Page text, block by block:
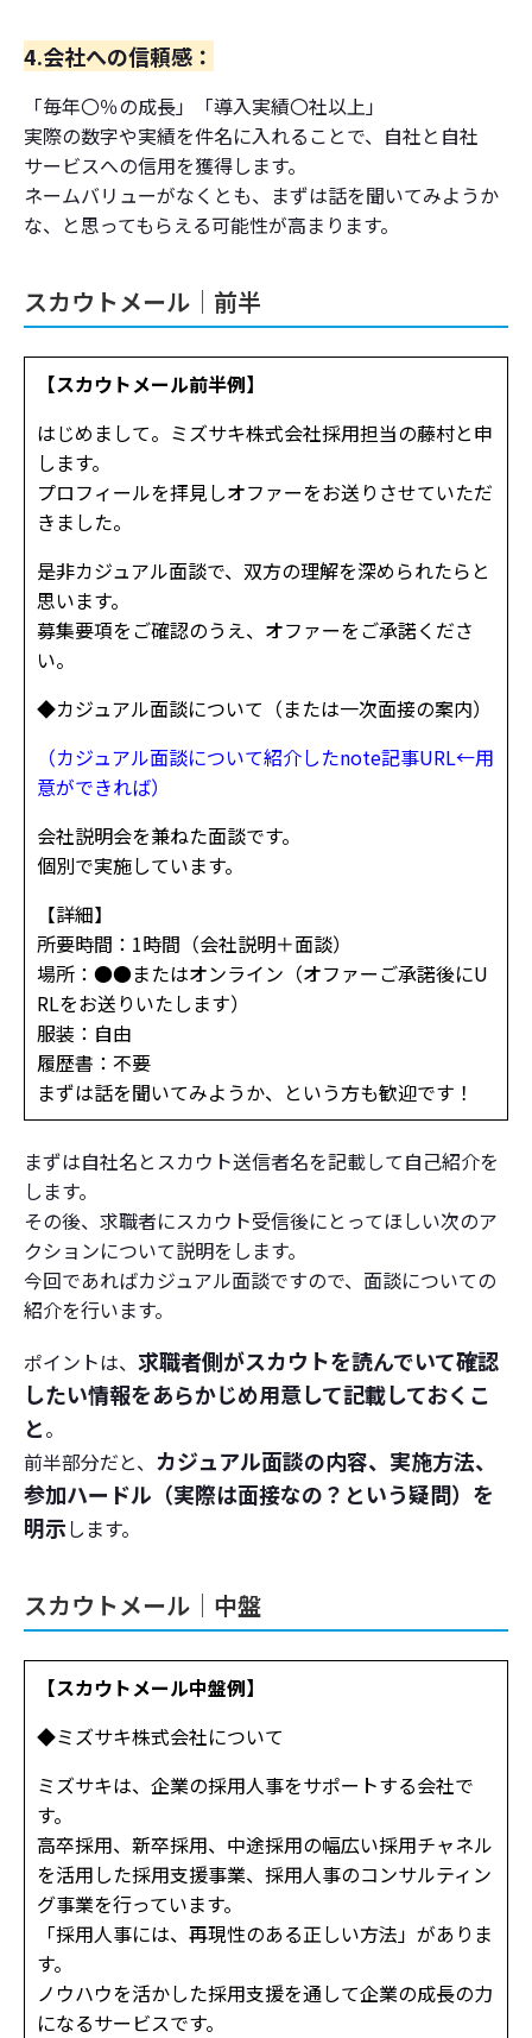
4.会社への信頼感：
「毎年〇％の成長」「導入実績〇社以上」
実際の数字や実績を件名に入れることで、自社と自社
サービスへの信用を獲得します。
ネームバリューがなくとも、まずは話を聞いてみようか
な、と思ってもらえる可能性が高まります。
スカウトメール│前半
【スカウトメール前半例】
はじめまして。ミズサキ株式会社採用担当の藤村と申
します。
プロフィールを拝見しオファーをお送りさせていただ
きました。
是非カジュアル面談で、双方の理解を深められたらと
思います。
募集要項をご確認のうえ、オファーをご承諾くださ
い。
◆カジュアル面談について（または一次面接の案内）
（カジュアル面談について紹介したnote記事URL←用
意ができれば）
会社説明会を兼ねた面談です。
個別で実施しています。
【詳細】
所要時間：1時間（会社説明＋面談）
場所：●●またはオンライン（オファーご承諾後にU
RLをお送りいたします）
服装：自由
履歴書：不要
まずは話を聞いてみようか、という方も歓迎です！
まずは自社名とスカウト送信者名を記載して自己紹介を
します。
その後、求職者にスカウト受信後にとってほしい次のア
クションについて説明をします。
今回であればカジュアル面談ですので、面談についての
紹介を行います。
ポイントは、 求職者側がスカウトを読んでいて確認
したい情報をあらかじめ用意して記載しておくこ
と。
前半部分だと、 カジュアル面談の内容、実施方法、
参加ハードル（実際は面接なの？という疑問）を
明示します。
スカウトメール│中盤
【スカウトメール中盤例】
◆ミズサキ株式会社について
ミズサキは、企業の採用人事をサポートする会社で
す。
高卒採用、新卒採用、中途採用の幅広い採用チャネル
を活用した採用支援事業、採用人事のコンサルティン
グ事業を行っています。
「採用人事には、再現性のある正しい方法」がありま
す。
ノウハウを活かした採用支援を通して企業の成長の力
になるサービスです。